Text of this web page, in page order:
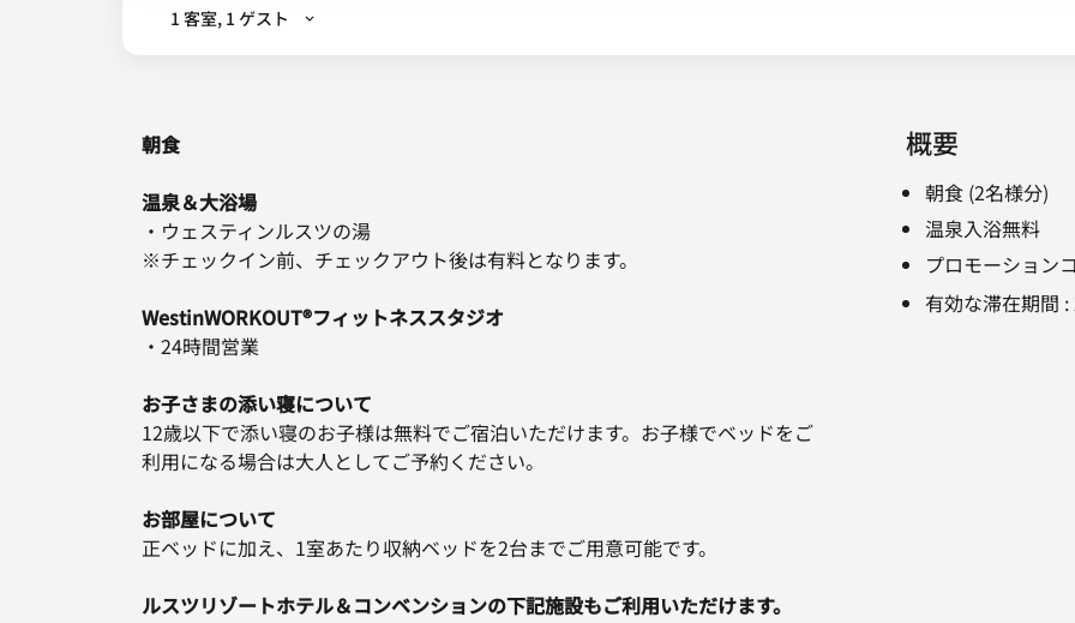
1 客室, 1 ゲスト
朝食
温泉＆大浴場
・ウェスティンルスツの湯
※チェックイン前、チェックアウト後は有料となります。
WestinWORKOUT®フィットネススタジオ
・24時間営業
お子さまの添い寝について
12歳以下で添い寝のお子様は無料でご宿泊いただけます。お子様でベッドをご
利用になる場合は大人としてご予約ください。
お部屋について
正ベッドに加え、1室あたり収納ベッドを2台までご用意可能です。
ルスツリゾートホテル＆コンベンションの下記施設もご利用いただけます。
概要
朝食 (2名様分)
温泉入浴無料
プロモーション
有効な滞在期間 :